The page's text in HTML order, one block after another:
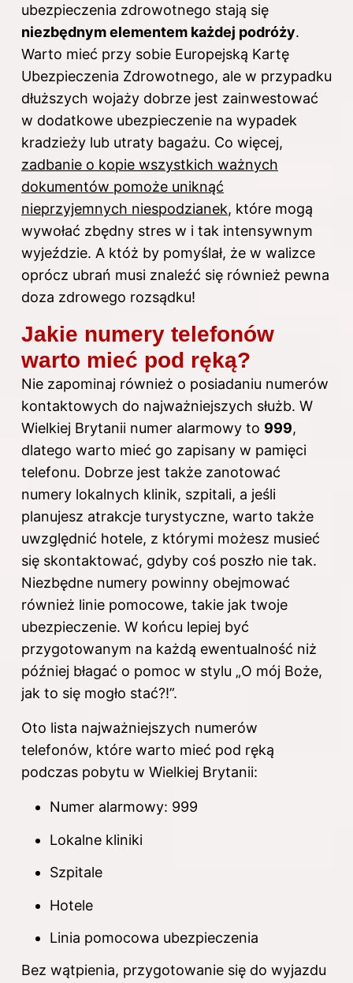
ubezpieczenia zdrowotnego stają się
niezbędnym elementem każdej podróży.
Warto mieć przy sobie Europejską Kartę
Ubezpieczenia Zdrowotnego, ale w przypadku
dłuższych wojaży dobrze jest zainwestować
w dodatkowe ubezpieczenie na wypadek
kradzieży lub utraty bagażu. Co więcej,
zadbanie o kopie wszystkich ważnych
dokumentów pomoże uniknąć
nieprzyjemnych niespodzianek, które mogą
wywołać zbędny stres w i tak intensywnym
wyjeździe. A któż by pomyślał, że w walizce
oprócz ubrań musi znaleźć się również pewna
doza zdrowego rozsądku!
Jakie numery telefonów
warto mieć pod ręką?
Nie zapominaj również o posiadaniu numerów
kontaktowych do najważniejszych służb. W
Wielkiej Brytanii numer alarmowy to 999,
dlatego warto mieć go zapisany w pamięci
telefonu. Dobrze jest także zanotować
numery lokalnych klinik, szpitali, a jeśli
planujesz atrakcje turystyczne, warto także
uwzględnić hotele, z którymi możesz musieć
się skontaktować, gdyby coś poszło nie tak.
Niezbędne numery powinny obejmować
również linie pomocowe, takie jak twoje
ubezpieczenie. W końcu lepiej być
przygotowanym na każdą ewentualność niż
później błagać o pomoc w stylu „O mój Boże,
jak to się mogło stać?!”.
Oto lista najważniejszych numerów
telefonów, które warto mieć pod ręką
podczas pobytu w Wielkiej Brytanii:
Numer alarmowy: 999
Lokalne kliniki
Szpitale
Hotele
Linia pomocowa ubezpieczenia
Bez wątpienia, przygotowanie się do wyjazdu